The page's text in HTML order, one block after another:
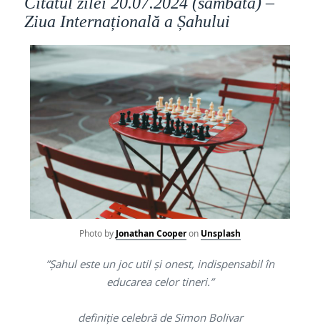
Ziua Internațională a Șahului
Photo by Jonathan Cooperon Unsplash
”Șahul este un joc util și onest, indispensabil în
educarea celor tineri.”
definiție celebră de Simon Bolivar